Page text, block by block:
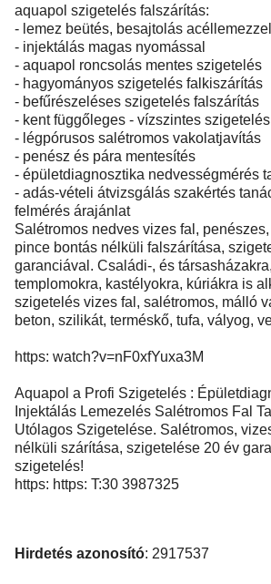
aquapol szigetelés falszárítás:
- lemez beütés, besajtolás acéllemezzel
- injektálás magas nyomással
- aquapol roncsolás mentes szigetelés
- hagyományos szigetelés falkiszárítás
- befűrészeléses szigetelés falszárítás
- kent függőleges - vízszintes szigetelés
- légpórusos salétromos vakolatjavítás
- penész és pára mentesítés
- épületdiagnosztika nedvességmérés
- adás-vételi átvizsgálás szakértés
felmérés árajánlat
Salétromos nedves vizes fal,
pince bontás nélküli falszárítása,
garanciával. Családi-, és
templomokra, kastélyokra, kúriákra is
szigetelés vizes fal, salétromos, málló
beton, szilikát, terméskő, tufa, vályog,
https: watch?v=nF0xfYuxa3M
Aquapol a Profi Szigetelés :
Injektálás Lemezelés Salétromos Fal
Utólagos Szigetelése. Salétromos,
nélküli szárítása, szigetelése 20 év
szigetelés!
https: https: T:30 3987325
Hirdetés azonosító: 2917537